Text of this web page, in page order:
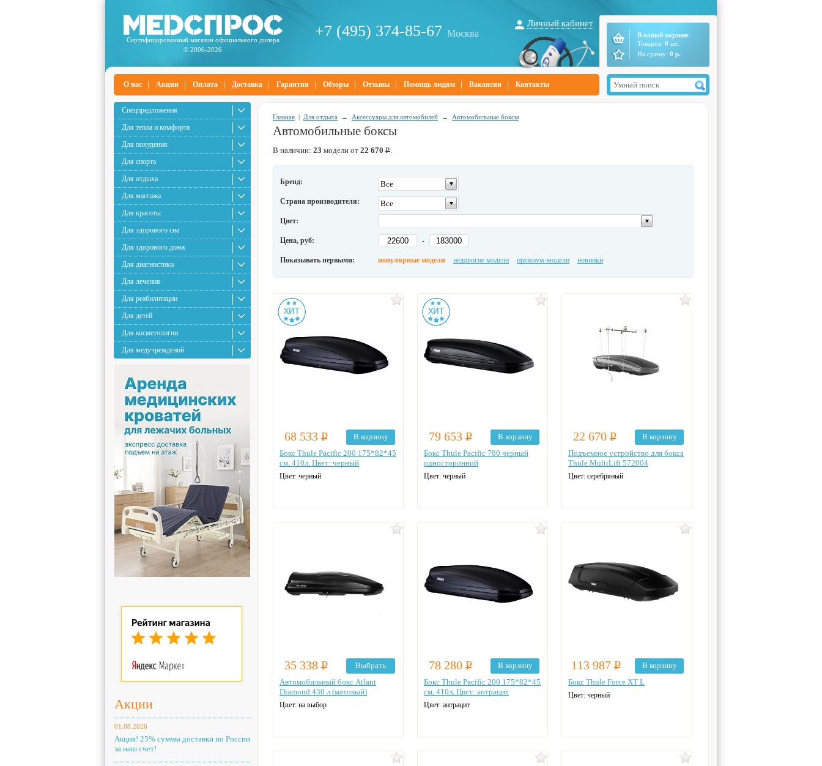
Сертифицированный магазин официального дилера
© 2006-2026
+7 (495) 374-85-67 Москва
Личный кабинет
В вашей корзине
Товаров: 0 шт.
На сумму: 0 р.
О нас Акции Оплата Доставка Гарантия Обзоры Отзывы Помощь людям Вакансии Контакты
Спецпредложения
Для тепла и комфорта
Для похудения
Для спорта
Для отдыха
Для массажа
Для красоты
Для здорового сна
Для здорового дома
Для диагностики
Для лечения
Для реабилитации
Для детей
Для косметологии
Для медучреждений
Акции
01.08.2026
Акция! 25% суммы доставки по России
за наш счет!
Главная | Для отдыха → Аксессуары для автомобилей → Автомобильные боксы
Автомобильные боксы
В наличии: 23 модели от 22 670 Р.
Бренд: Все
Страна производителя: Все
Цвет:
Цена, руб: -
Показывать первыми: популярные модели недорогие модели премиум-модели новинки
68 533 Р
В корзину
Бокс Thule Pacific 200 175*82*45
см, 410л, Цвет: черный
Цвет: черный
79 653 Р
В корзину
Бокс Thule Pacific 780 черный
односторонний
Цвет: черный
22 670 Р
В корзину
Подъемное устройство для бокса
Thule MultiLift 572004
Цвет: серебряный
35 338 Р
Выбрать
Автомобильный бокс Atlant
Diamond 430 л (матовый)
Цвет: на выбор
78 280 Р
В корзину
Бокс Thule Pacific 200 175*82*45
см, 410л, Цвет: антрацит
Цвет: антрацит
113 987 Р
В корзину
Бокс Thule Force XT L
Цвет: черный